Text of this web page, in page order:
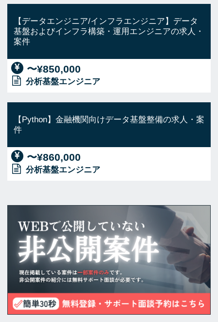
【データエンジニア/インフラエンジニア】データ
基盤およびインフラ構築・運用エンジニアの求人・
案件
〜¥850,000
分析基盤エンジニア
【Python】金融機関向けデータ基盤整備の求人・案
件
〜¥860,000
分析基盤エンジニア